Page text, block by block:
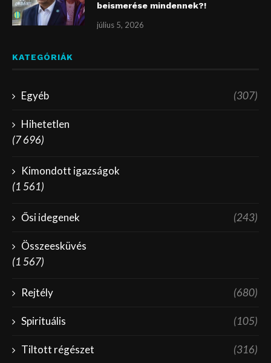
beismerése mindennek?!
július 5, 2026
KATEGÓRIÁK
Egyéb (307)
Hihetetlen
(7 696)
Kimondott igazságok
(1 561)
Ősi idegenek (243)
Összeesküvés
(1 567)
Rejtély (680)
Spirituális (105)
Tiltott régészet (316)